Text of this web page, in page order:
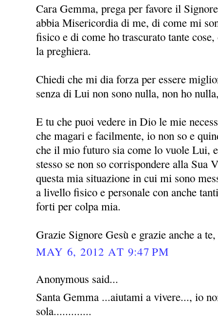
Cara Gemma, prega per favore il
abbia Misericordia di me, di come mi
fisico e di come ho trascurato tante
la preghiera.
Chiedi che mi dia forza per essere
senza di Lui non sono nulla, non ho
E tu che puoi vedere in Dio le mie
che magari e facilmente, io non so e
che il mio futuro sia come lo vuole Lui,
stesso se non so corrispondere alla Sua
questa mia situazione in cui mi sono
a livello fisico e personale con anche
forti per colpa mia.
Grazie Signore Gesù e grazie anche a
MAY 6, 2012 AT 9:47 PM
Anonymous said...
Santa Gemma ...aiutami a vivere..., io
sola.............